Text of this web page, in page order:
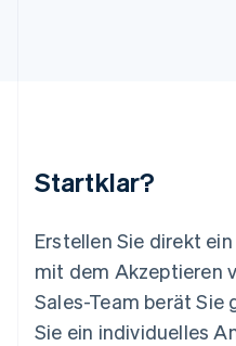
Startklar?
Erstellen Sie direkt
mit dem Akzeptieren
Sales-Team berät
Sie ein individuelles
Mexiko
English
Niederlande
Nederlands English
Norwegen
English